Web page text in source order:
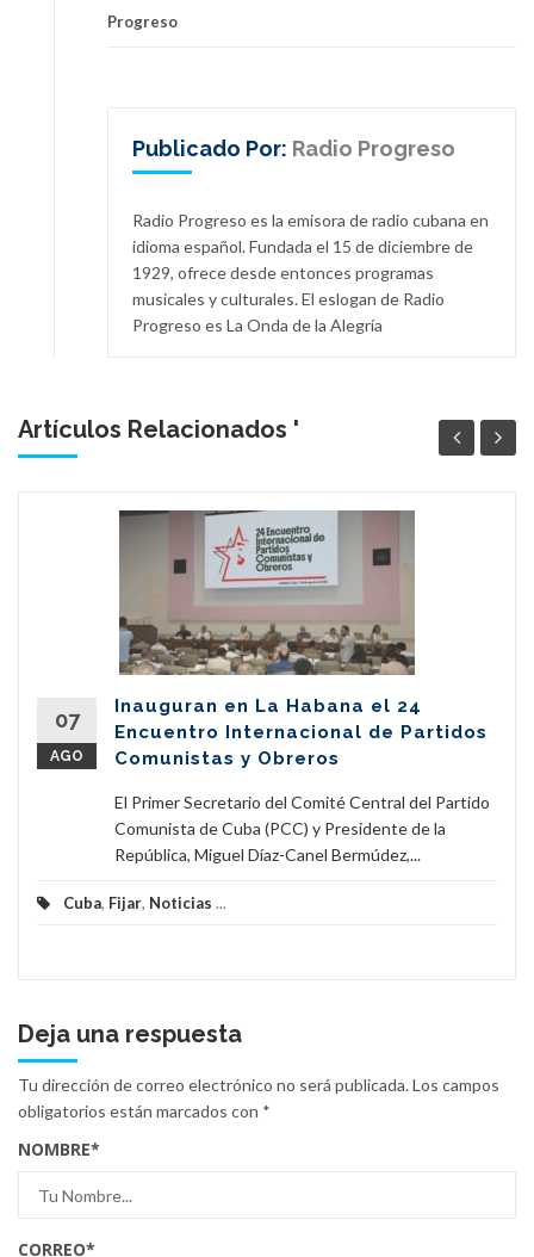
Progreso
Publicado Por: Radio Progreso
Radio Progreso es la emisora de radio cubana en
idioma español. Fundada el 15 de diciembre de
1929, ofrece desde entonces programas
musicales y culturales. El eslogan de Radio
Progreso es La Onda de la Alegría
Artículos Relacionados '
07
AGO
Inauguran en La Habana el 24
Encuentro Internacional de Partidos
Comunistas y Obreros
El Primer Secretario del Comité Central del Partido
Comunista de Cuba (PCC) y Presidente de la
República, Miguel Díaz-Canel Bermúdez,...
Cuba, Fijar, Noticias ...
Deja una respuesta
Tu dirección de correo electrónico no será publicada.Los campos
obligatorios están marcados con *
NOMBRE*
CORREO*